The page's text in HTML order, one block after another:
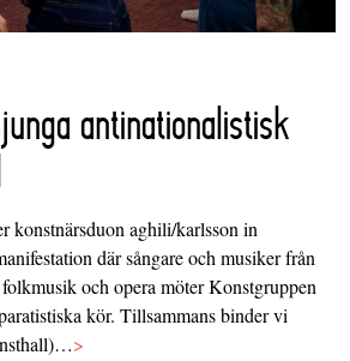
antinationalistisk
konstnärsduon aghili/karlsson in
där sångare och musiker från
och opera möter Konstgruppen
kör. Tillsammans binder vi
>